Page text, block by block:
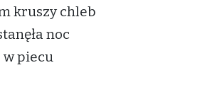
kruszy chleb
noc
piecu